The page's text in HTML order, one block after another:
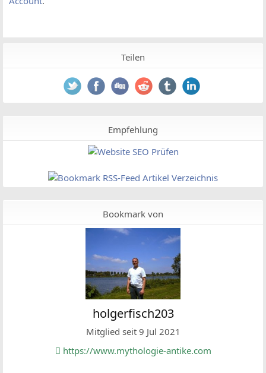
Teilen
Empfehlung
Bookmark von
holgerfisch203
Mitglied seit 9 Jul 2021
https://www.mythologie-antike.com